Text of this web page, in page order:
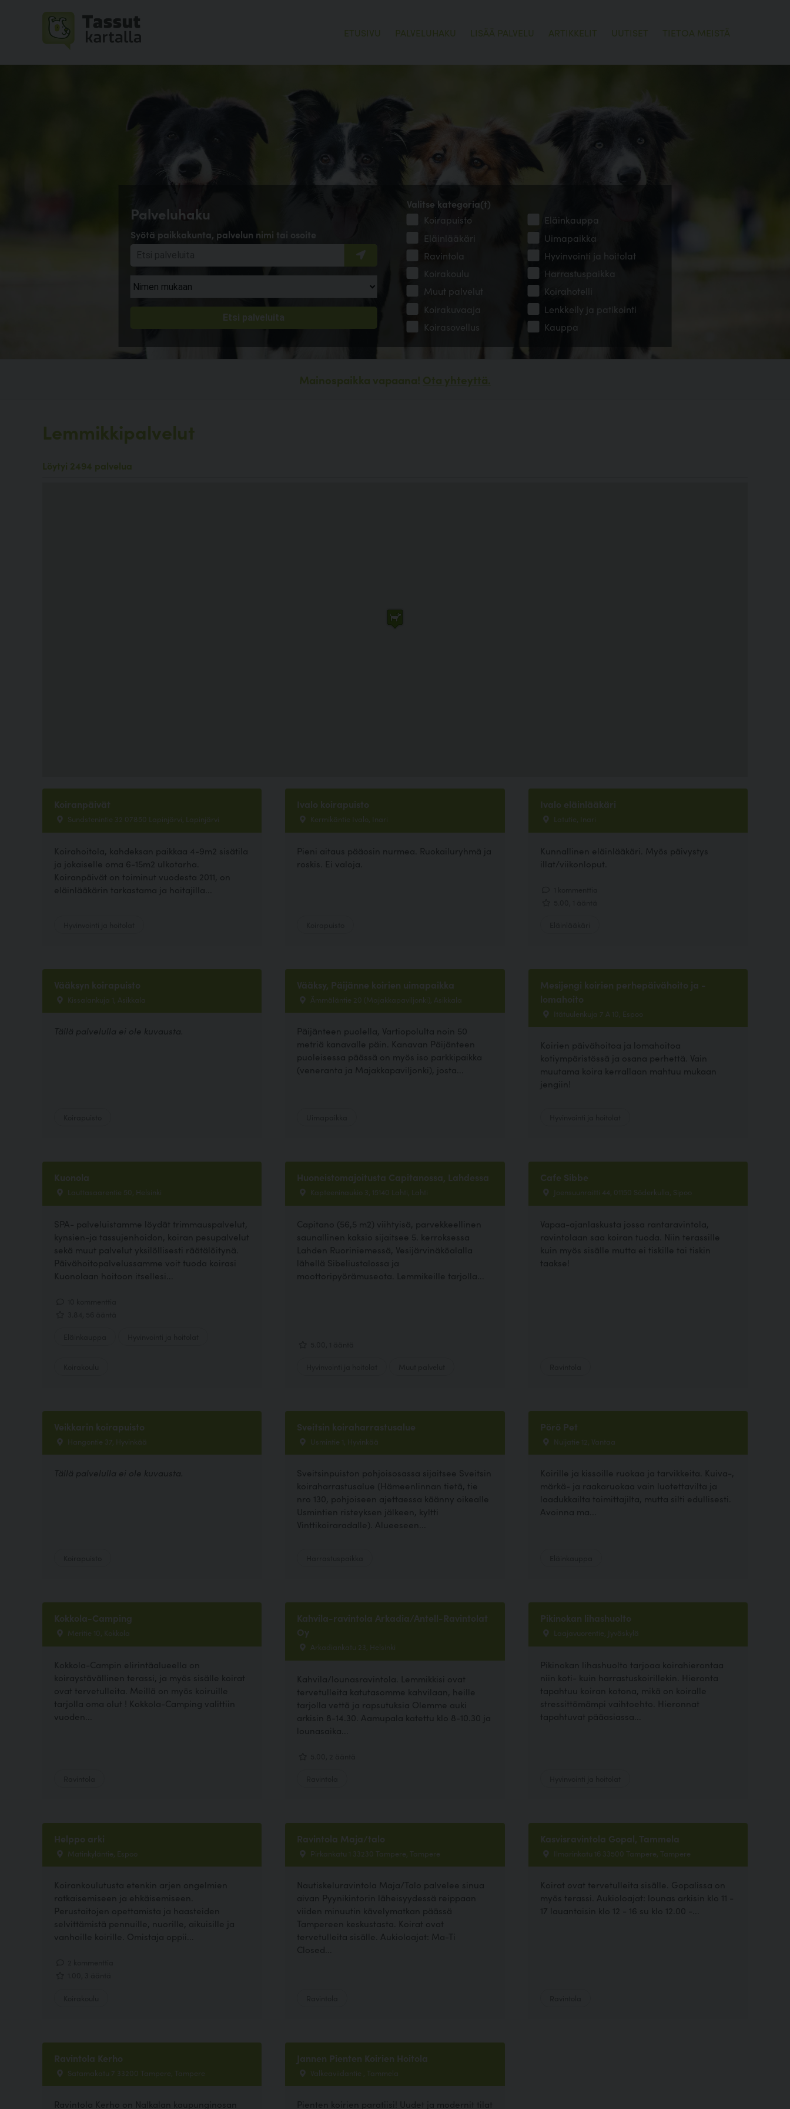
ETUSIVU PALVELUHAKU LISÄÄ PALVELU ARTIKKELIT UUTISET TIETOA MEISTÄ
Palveluhaku
Syötä paikkakunta, palvelun nimi tai osoite
Valitse kategoria(t)
Koirapuisto
Eläinkauppa
Eläinlääkäri
Uimapaikka
Ravintola
Hyvinvointi ja hoitolat
Koirakoulu
Harrastuspaikka
Muut palvelut
Koirahotelli
Koirakuvaaja
Lenkkeily ja patikointi
Koirasovellus
Kauppa
Mainospaikka vapaana! Ota yhteyttä.
Lemmikkipalvelut
Löytyi 2494 palvelua
Koiranpäivät
Sundstenintie 32 07850 Lapinjärvi, Lapinjärvi
Koirahoitola, kahdeksan paikkaa 4-9m2 sisätila
ja jokaiselle oma 6-15m2 ulkotarha.
Koiranpäivät on toiminut vuodesta 2011, on
eläinlääkärin tarkastama ja hoitajilla...
Ivalo koirapuisto
Kermikäntie Ivalo, Inari
Pieni aitaus pääosin nurmea. Ruokailuryhmä ja
roskis. Ei valoja.
Ivalo eläinlääkäri
Latutie, Inari
Kunnallinen eläinlääkäri. Myös päivystys
illat/viikonloput.
Vääksyn koirapuisto
Kissalankuja 1, Asikkala
Tällä palvelulla ei ole kuvausta.
Vääksy, Päijänne koirien uimapaikka
Ämmäläntie 20 (Majakkapaviljonki), Asikkala
Päijänteen puolella, Vartiopolulta noin 50
metriä kanavalle päin. Kanavan Päijänteen
puoleisessa päässä on myös iso parkkipaikka
(veneranta ja Majakkapaviljonki), josta...
Mesijengi koirien perhepäivähoito ja -
lomahoito
Itätuulenkuja 7 A 10, Espoo
Koirien päivähoitoa ja lomahoitoa
kotiympäristössä ja osana perhettä. Vain
muutama koira kerrallaan mahtuu mukaan
jengiin!
Kuonola
Lauttasaarentie 50, Helsinki
SPA- palveluistamme löydät trimmauspalvelut,
kynsien-ja tassujenhoidon, koiran pesupalvelut
sekä muut palvelut yksilöllisesti räätälöitynä.
Päivähoitopalvelussamme voit tuoda koirasi
Kuonolaan hoitoon itsellesi...
Huoneistomajoitusta Capitanossa, Lahdessa
Kapteeninaukio 3, 15140 Lahti, Lahti
Capitano (56,5 m2) viihtyisä, parvekkeellinen
saunallinen kaksio sijaitsee 5. kerroksessa
Lahden Ruoriniemessä, Vesijärvinäköalalla
lähellä Sibeliustalossa ja
moottoripyörämuseota. Lemmikeille tarjolla...
Cafe Sibbe
Joensuunraitti 44, 01150 Söderkulla, Sipoo
Vapaa-ajanlaskusta jossa rantaravintola,
ravintolaan saa koiran tuoda. Niin terassille
kuin myös sisälle mutta ei tiskille tai tiskin
taakse!
Veikkarin koirapuisto
Hangontie 37, Hyvinkää
Tällä palvelulla ei ole kuvausta.
Sveitsin koiraharrastusalue
Usmintie 1, Hyvinkää
Sveitsinpuiston pohjoisosassa sijaitsee Sveitsin
koiraharrastusalue (Hämeenlinnan tietä, tie
nro 130, pohjoiseen ajettaessa käänny oikealle
Usmintien risteyksen jälkeen, kyltti
Vinttikoiraradalle). Alueeseen...
Pörö Pet
Nuijatie 12, Vantaa
Koirille ja kissoille ruokaa ja tarvikkeita. Kuiva-,
märkä- ja raakaruokaa vain luotettavilta ja
laadukkailta toimittajilta, mutta silti edullisesti.
Avoinna ma...
Kokkola-Camping
Meritie 10, Kokkola
Kokkola-Campin elirintäalueella on
koiraystävällinen terassi, ja myös sisälle koirat
ovat tervetulleita. Meillä on myös koiruille
tarjolla oma olut ! Kokkola-Camping valittiin
vuoden...
Kahvila-ravintola Arkadia/Antell-Ravintolat
Oy
Arkadiankatu 23, Helsinki
Kahvila/lounasravintola. Lemmikkisi ovat
tervetulleita katutasomme kahvilaan, heille
tarjolla vettä ja rapsutuksia Olemme auki
arkisin 8-14.30. Aamupala katettu klo 8-10.30 ja
lounasaika...
Pikinokan lihashuolto
Laajavuorentie, Jyväskylä
Pikinokan lihashuolto tarjoaa koirahierontaa
niin koti- kuin harrastuskoirillekin. Hieronta
tapahtuu koiran kotona, mikä on koiralle
stressittömämpi vaihtoehto. Hieronnat
tapahtuvat pääasiassa...
Helppo arki
Matinkyläntie, Espoo
Koirankoulutusta etenkin arjen ongelmien
ratkaisemiseen ja ehkäisemiseen.
Perustaitojen opettamista ja haasteiden
selvittämistä pennuille, nuorille, aikuisille ja
vanhoille koirille. Omistaja oppii...
Ravintola Maja/talo
Pirkankatu 1 33230 Tampere, Tampere
Nautiskeluravintola Maja/Talo palvelee sinua
aivan Pyynikintorin läheisyydessä reippaan
viiden minuutin kävelymatkan päässä
Tampereen keskustasta. Koirat ovat
tervetulleita sisälle. Aukioloajat: Ma-Ti
Closed...
Kasvisravintola Gopal, Tammela
Ilmarinkatu 16 33500 Tampere, Tampere
Koirat ovat tervetulleita sisälle. Gopalissa on
myös terassi. Aukioloajat: lounas arkisin klo 11 -
17 lauantaisin klo 12 - 16 su klo 12.00 -...
Ravintola Kerho
Satamakatu 7 33200 Tampere, Tampere
Ravintola Kerho on Nalkalan kaupunginosan
Jannen Pienten Koirien Hoitola
Valkeaviidantie , Tammela
Pienten koirien paratiisi! Uudet ja modernit tilat